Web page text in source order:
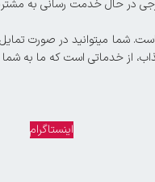
در حال خدمت رسانی به
از خدماتی است که ما به
اینستاگرام